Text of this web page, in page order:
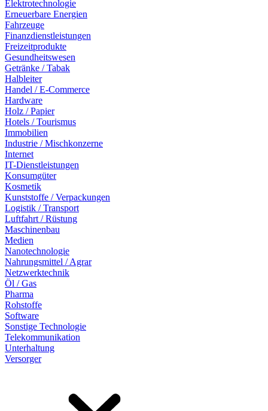
Elektrotechnologie
Erneuerbare Energien
Fahrzeuge
Finanzdienstleistungen
Freizeitprodukte
Gesundheitswesen
Getränke / Tabak
Halbleiter
Handel / E-Commerce
Hardware
Holz / Papier
Hotels / Tourismus
Immobilien
Industrie / Mischkonzerne
Internet
IT-Dienstleistungen
Konsumgüter
Kosmetik
Kunststoffe / Verpackungen
Logistik / Transport
Luftfahrt / Rüstung
Maschinenbau
Medien
Nanotechnologie
Nahrungsmittel / Agrar
Netzwerktechnik
Öl / Gas
Pharma
Rohstoffe
Software
Sonstige Technologie
Telekommunikation
Unterhaltung
Versorger